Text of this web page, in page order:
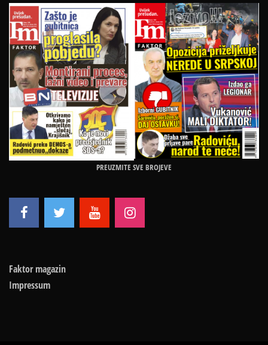
PREUZMITE SVE BROJEVE
Faktor magazin
Impressum